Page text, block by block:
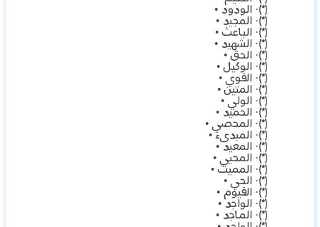
(*)· الودود •
(*)· المجيد •
(*)· الباعث •
(*)· الشهيد •
(*)· الحق •
(*)· الوكيل •
(*)· القوي •
(*)· المتين •
(*)· الولي •
(*)· الحميد •
(*)· المحصي •
(*)· المبدىء •
(*)· المعيد •
(*)· المحيي •
(*)· المميت •
(*)· الحي •
(*)· القيوم •
(*)· الواجد •
(*)· الماجد •